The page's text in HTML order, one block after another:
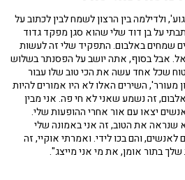
ולדילמה בין הרצון לשמח לבין לכתוב על
על בן דוד שלי שהוא סגן מפקד גדוד
שמחים באלבום. התפקיד שלי זה לעשות
אבל בסוף, אתה יושב על הפסנתר בשלוש
שכל אחד עשה את הכי טוב שלו עבור
מעורר', השירים האלו לא היו אמורים להיות
זה נשמע שאני לא חי פה. אני מבין
יצאו עם אור אחרי ההופעות שלי.
שנראה את הטוב, זה אני באמונה שלי
והם בכו לידי. ואמרתי אוקיי, זה
בתור אומן, את מי אני מייצג".